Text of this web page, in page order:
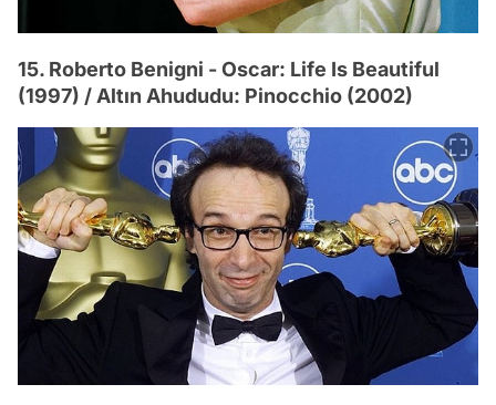
15. Roberto Benigni - Oscar: Life Is Beautiful
(1997) / Altın Ahududu: Pinocchio (2002)